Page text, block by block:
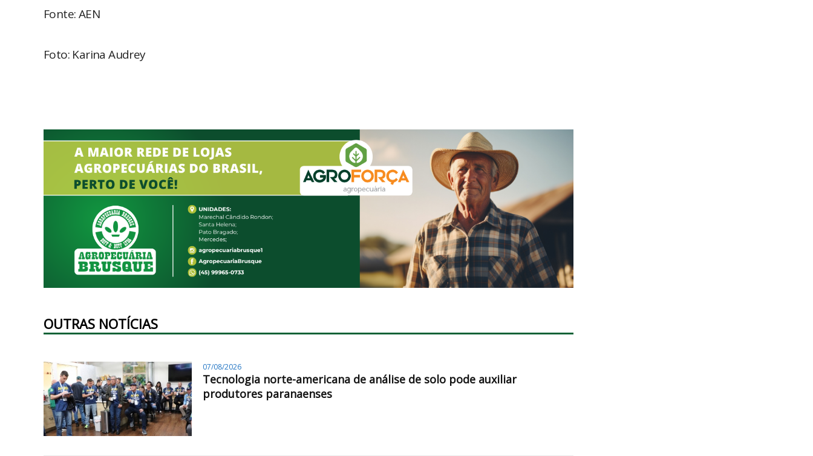
Fonte: AEN
Foto: Karina Audrey
OUTRAS NOTÍCIAS
07/08/2026
Tecnologia norte-americana de análise de solo pode auxiliar
produtores paranaenses